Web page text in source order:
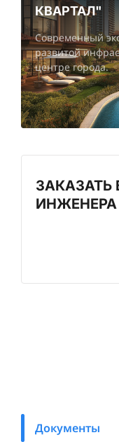
КВАРТАЛ"
Современный
развитой
центре города.
Документы